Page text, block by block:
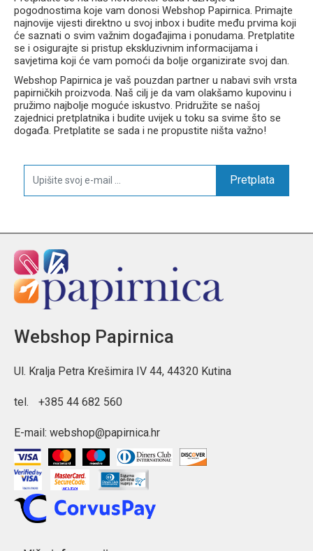
pogodnostima koje vam donosi Webshop Papirnica. Primajte
najnovije vijesti direktno u svoj inbox i budite među prvima koji
će saznati o svim važnim događajima i ponudama. Pretplatite
se i osigurajte si pristup ekskluzivnim informacijama i
savjetima koji će vam pomoći da bolje organizirate svoj dan.
Webshop Papirnica je vaš pouzdan partner u nabavi svih vrsta
papirničkih proizvoda. Naš cilj je da vam olakšamo kupovinu i
pružimo najbolje moguće iskustvo. Pridružite se našoj
zajednici pretplatnika i budite uvijek u toku sa svime što se
događa. Pretplatite se sada i ne propustite ništa važno!
Pretplata
Webshop Papirnica
Ul. Kralja Petra Krešimira IV 44, 44320 Kutina
tel. +385 44 682 560
E-mail: webshop@papirnica.hr